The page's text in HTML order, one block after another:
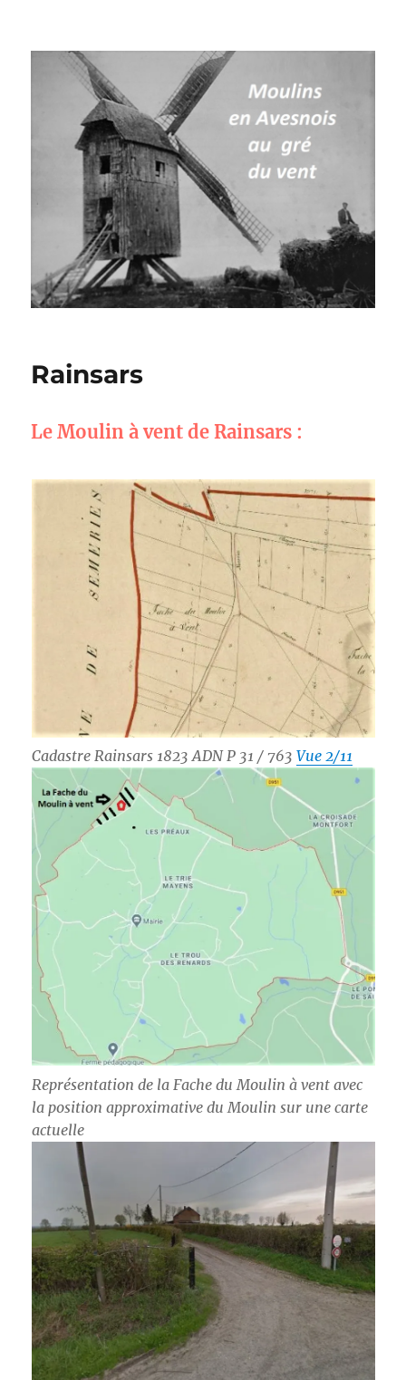
Moulins à vent en Avesnois
Rainsars
Le Moulin à vent de Rainsars :
Cadastre Rainsars 1823 ADN P 31 / 763 Vue 2/11
Représentation de la Fache du Moulin à vent avec
la position approximative du Moulin sur une carte
actuelle